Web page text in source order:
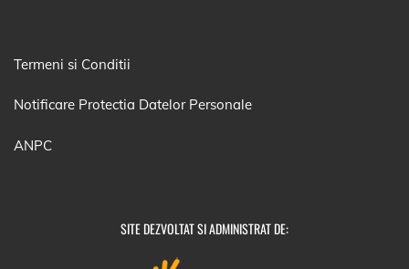
Termeni si Conditii
Notificare Protectia Datelor Personale
ANPC
SITE DEZVOLTAT SI ADMINISTRAT DE: